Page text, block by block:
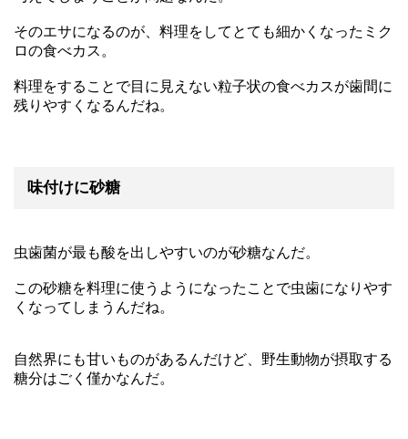
そのエサになるのが、料理をしてとても細かくなったミク
ロの食べカス。
料理をすることで目に見えない粒子状の食べカスが歯間に
残りやすくなるんだね。
味付けに砂糖
虫歯菌が最も酸を出しやすいのが砂糖なんだ。
この砂糖を料理に使うようになったことで虫歯になりやす
くなってしまうんだね。
自然界にも甘いものがあるんだけど、野生動物が摂取する
糖分はごく僅かなんだ。